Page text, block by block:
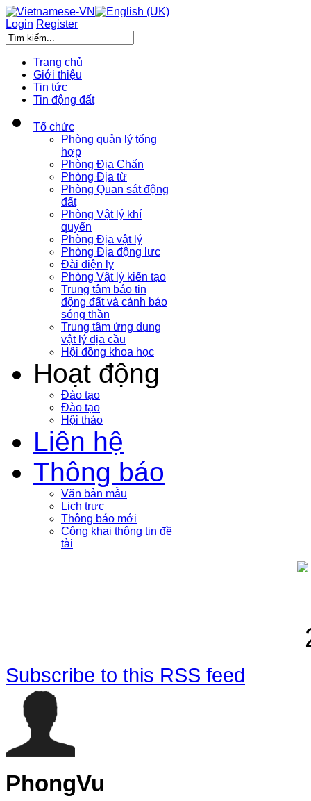
Login Register
Trang chủ
Giới thiệu
Tin tức
Tin động đất
Tổ chức
Phòng quản lý tổng
hợp
Phòng Địa Chấn
Phòng Địa từ
Phòng Quan sát động
đất
Phòng Vật lý khí
quyển
Phòng Địa vật lý
Phòng Địa động lực
Đài điện ly
Phòng Vật lý kiến tạo
Trung tâm báo tin
động đất và cảnh báo
sóng thần
Trung tâm ứng dụng
vật lý địa cầu
Hội đồng khoa học
Hoạt động
Đào tạo
Đào tạo
Hội thảo
Liên hệ
Thông báo
Văn bản mẫu
Lịch trực
Thông báo mới
Công khai thông tin đề
tài
Subscribe to this RSS feed
PhongVu